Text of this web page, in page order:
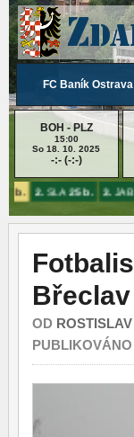
FC Baník Ostrava
BOH - PLZ
15:00
So 18. 10. 2025
-:- (-:-)
b. 2.SLA25 b. 3.JAB
Břeclav
OD
PUBLIKOVÁNO